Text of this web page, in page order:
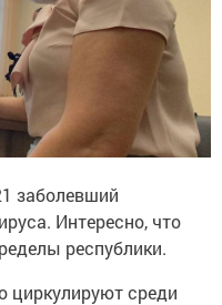
заболевший
Интересно, что
республики.
среди